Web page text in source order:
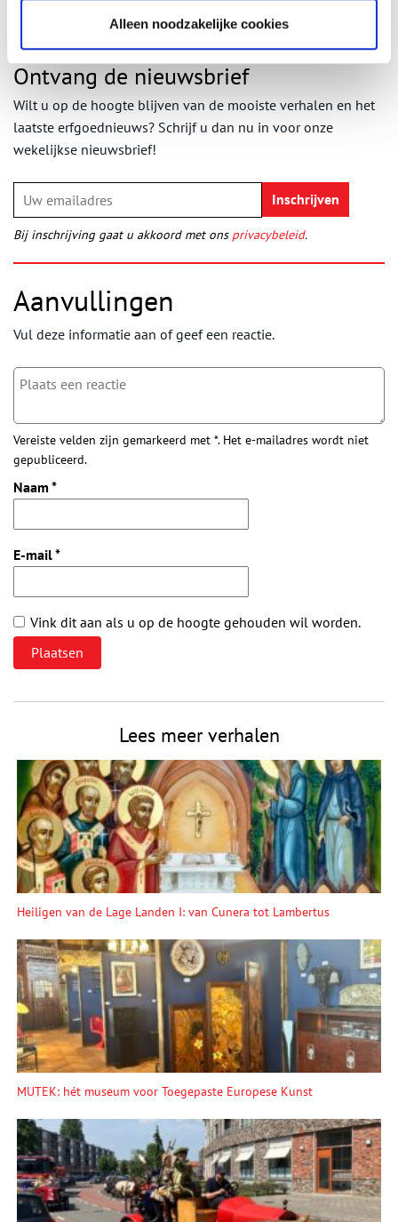
Alleen noodzakelijke cookies
Ontvang de nieuwsbrief
Wilt u op de hoogte blijven van de mooiste verhalen en het
laatste erfgoednieuws? Schrijf u dan nu in voor onze
wekelijkse nieuwsbrief!
Bij inschrijving gaat u akkoord met ons privacybeleid.
Aanvullingen
Vul deze informatie aan of geef een reactie.
Vereiste velden zijn gemarkeerd met *. Het e-mailadres wordt niet
gepubliceerd.
Naam *
E-mail*
Vink dit aan als u op de hoogte gehouden wil worden.
Lees meer verhalen
Heiligen van de Lage Landen I: van Cunera tot Lambertus
MUTEK: hét museum voor Toegepaste Europese Kunst